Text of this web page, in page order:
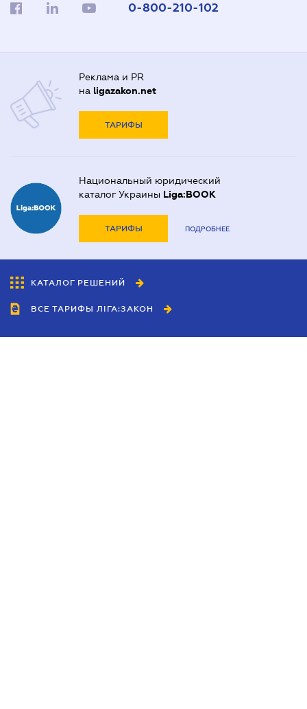
0-800-210-102
Реклама и PR
на ligazakon.net
ТАРИФЫ
Национальный юридический
каталог Украины Liga:BOOK
ТАРИФЫ ПОДРОБНЕЕ
КАТАЛОГ РЕШЕНИЙ
ВСЕ ТАРИФЫ ЛІГА:ЗАКОН